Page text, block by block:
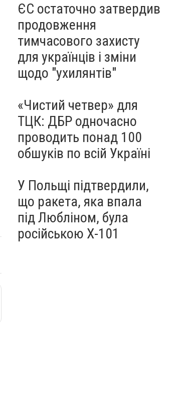
ЄС остаточно затвердив
продовження
тимчасового захисту
для українців і зміни
щодо "ухилянтів"
«Чистий четвер» для
ТЦК: ДБР одночасно
проводить понад 100
обшуків по всій Україні
У Польщі підтвердили,
що ракета, яка впала
під Любліном, була
російською Х-101